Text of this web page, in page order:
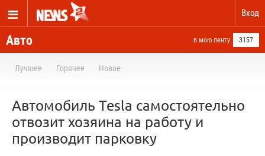
Вход
Авто в мою ленту 3157
Лучшее Горячее Новое
Автомобиль Tesla самостоятельно
отвозит хозяина на работу и
производит парковку